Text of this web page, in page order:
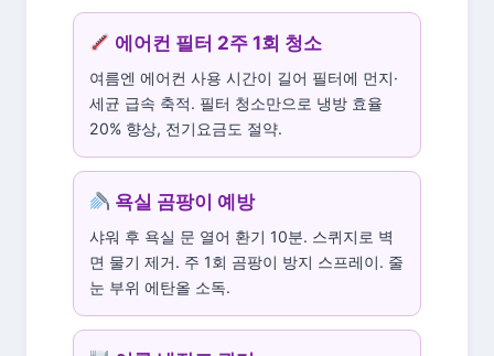
에어컨 필터 2주 1회 청소
여름엔 에어컨 사용 시간이 길어 필터에 먼지·
세균 급속 축적. 필터 청소만으로 냉방 효율
20% 향상, 전기요금도 절약.
욕실 곰팡이 예방
샤워 후 욕실 문 열어 환기 10분. 스퀴지로 벽
면 물기 제거. 주 1회 곰팡이 방지 스프레이. 줄
눈 부위 에탄올 소독.